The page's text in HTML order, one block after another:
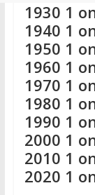
1930 1
1940 1
1950 1
1960 1
1970 1
1980 1
1990 1
2000 1
2010 1
2020 1